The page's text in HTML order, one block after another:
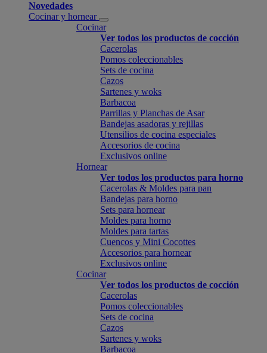
Novedades
Cocinar y hornear
Cocinar
Ver todos los productos de cocción
Cacerolas
Pomos coleccionables
Sets de cocina
Cazos
Sartenes y woks
Barbacoa
Parrillas y Planchas de Asar
Bandejas asadoras y rejillas
Utensilios de cocina especiales
Accesorios de cocina
Exclusivos online
Hornear
Ver todos los productos para horno
Cacerolas & Moldes para pan
Bandejas para horno
Sets para hornear
Moldes para horno
Moldes para tartas
Cuencos y Mini Cocottes
Accesorios para hornear
Exclusivos online
Cocinar
Ver todos los productos de cocción
Cacerolas
Pomos coleccionables
Sets de cocina
Cazos
Sartenes y woks
Barbacoa